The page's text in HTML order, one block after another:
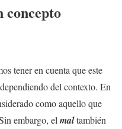
concepto
tener en cuenta que este
del contexto. En
como aquello que
embargo, el maltambién